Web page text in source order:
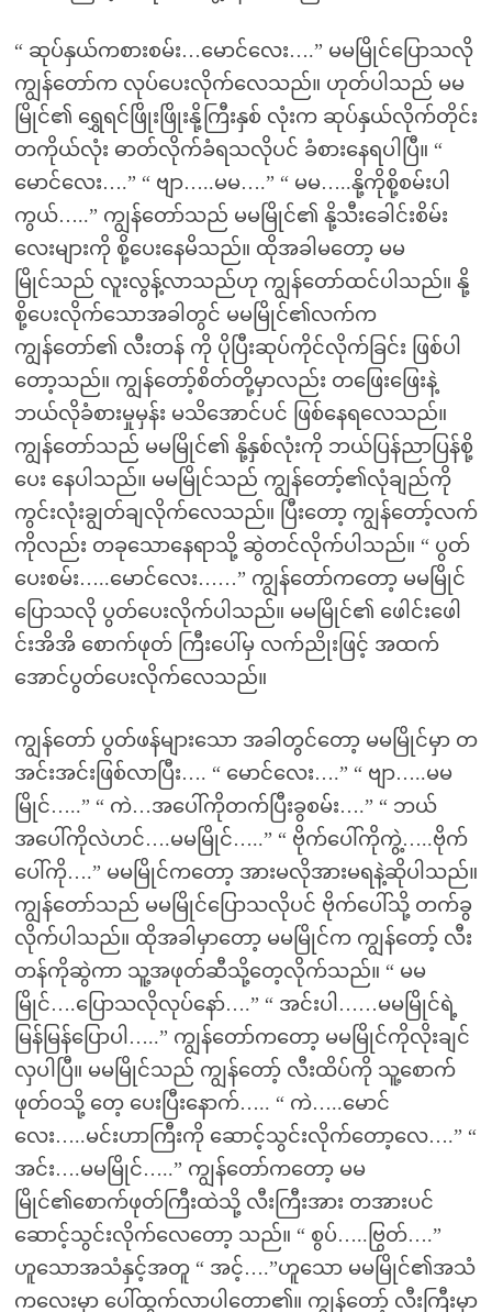
“ ဆုပ်နှယ်ကစားစမ်း…မောင်လေး….” မမမြိုင်ပြောသလို
ကျွန်တော်က လုပ်ပေးလိုက်လေသည်။ ဟုတ်ပါသည် မမ
မြိုင်၏ ရွှေရင်ဖြိုးဖြိုးနို့ကြီးနှစ် လုံးက ဆုပ်နှယ်လိုက်တိုင်း
တကိုယ်လုံး ဓာတ်လိုက်ခံရသလိုပင် ခံစားနေရပါပြီ။ “
မောင်လေး….” “ ဗျာ…..မမ….” “ မမ…..နို့ကိုစို့စမ်းပါ
ကွယ်…..” ကျွန်တော်သည် မမမြိုင်၏ နို့သီးခေါင်းစိမ်း
လေးများကို စို့ပေးနေမိသည်။ ထိုအခါမတော့ မမ
မြိုင်သည် လူးလွန့်လာသည်ဟု ကျွန်တော်ထင်ပါသည်။ နို့
စို့ပေးလိုက်သောအခါတွင် မမမြိုင်၏လက်က
ကျွန်တော်၏ လီးတန် ကို ပိုပြီးဆုပ်ကိုင်လိုက်ခြင်း ဖြစ်ပါ
တော့သည်။ ကျွန်တော့်စိတ်တို့မှာလည်း တဖြေးဖြေးနဲ့
ဘယ်လိုခံစားမှုမှန်း မသိအောင်ပင် ဖြစ်နေရလေသည်။
ကျွန်တော်သည် မမမြိုင်၏ နို့နှစ်လုံးကို ဘယ်ပြန်ညာပြန်စို့
ပေး နေပါသည်။ မမမြိုင်သည် ကျွန်တော့်၏လုံချည်ကို
ကွင်းလုံးချွတ်ချလိုက်လေသည်။ ပြီးတော့ ကျွန်တော့်လက်
ကိုလည်း တခုသောနေရာသို့ ဆွဲတင်လိုက်ပါသည်။ “ ပွတ်
ပေးစမ်း…..မောင်လေး……” ကျွန်တော်ကတော့ မမမြိုင်
ပြောသလို ပွတ်ပေးလိုက်ပါသည်။ မမမြိုင်၏ ဖေါင်းဖေါ
င်းအိအိ စောက်ဖုတ် ကြီးပေါ်မှ လက်ညိုးဖြင့် အထက်
အောင်ပွတ်ပေးလိုက်လေသည်။
ကျွန်တော် ပွတ်ဖန်များသော အခါတွင်တော့ မမမြိုင်မှာ တ
အင်းအင်းဖြစ်လာပြီး…. “ မောင်လေး….” “ ဗျာ…..မမ
မြိုင်…..” “ ကဲ…အပေါ်ကိုတက်ပြီးခွစမ်း….” “ ဘယ်
အပေါ်ကိုလဲဟင်….မမမြိုင်…..” “ ဗိုက်ပေါ်ကိုကွဲ့…..ဗိုက်
ပေါ်ကို….” မမမြိုင်ကတော့ အားမလိုအားမရနဲ့ဆိုပါသည်။
ကျွန်တော်သည် မမမြိုင်ပြောသလိုပင် ဗိုက်ပေါ်သို့ တက်ခွ
လိုက်ပါသည်။ ထိုအခါမှာတော့ မမမြိုင်က ကျွန်တော့် လီး
တန်ကိုဆွဲကာ သူ့အဖုတ်ဆီသို့တေ့လိုက်သည်။ “ မမ
မြိုင်….ပြောသလိုလုပ်နော်….” “ အင်းပါ……မမမြိုင်ရဲ့
မြန်မြန်ပြောပါ…..” ကျွန်တော်ကတော့ မမမြိုင်ကိုလိုးချင်
လှပါပြီ။ မမမြိုင်သည် ကျွန်တော့် လီးထိပ်ကို သူ့စောက်
ဖုတ်ဝသို့ တေ့ ပေးပြီးနောက်….. “ ကဲ…..မောင်
လေး…..မင်းဟာကြီးကို ဆောင့်သွင်းလိုက်တော့လေ….” “
အင်း….မမမြိုင်…..” ကျွန်တော်ကတော့ မမ
မြိုင်၏စောက်ဖုတ်ကြီးထဲသို့ လီးကြီးအား တအားပင်
ဆောင့်သွင်းလိုက်လေတော့ သည်။ “ စွပ်…..ဗြွတ်….”
ဟူသောအသံနှင့်အတူ “ အင့်….”ဟူသော မမမြိုင်၏အသံ
ကလေးမှာ ပေါ်ထွက်လာပါတော၏။ ကျွန်တော့် လီးကြီးမှာ